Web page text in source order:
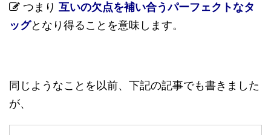
つまり 互いの欠点を補い合うパーフェクトなタ
ッグとなり得ることを意味します。
同じようなことを以前、下記の記事でも書きました
が、